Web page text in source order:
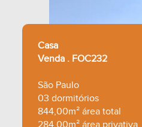
Casa
Venda . FOC232
São Paulo
03 dormitórios
844,00m² área total